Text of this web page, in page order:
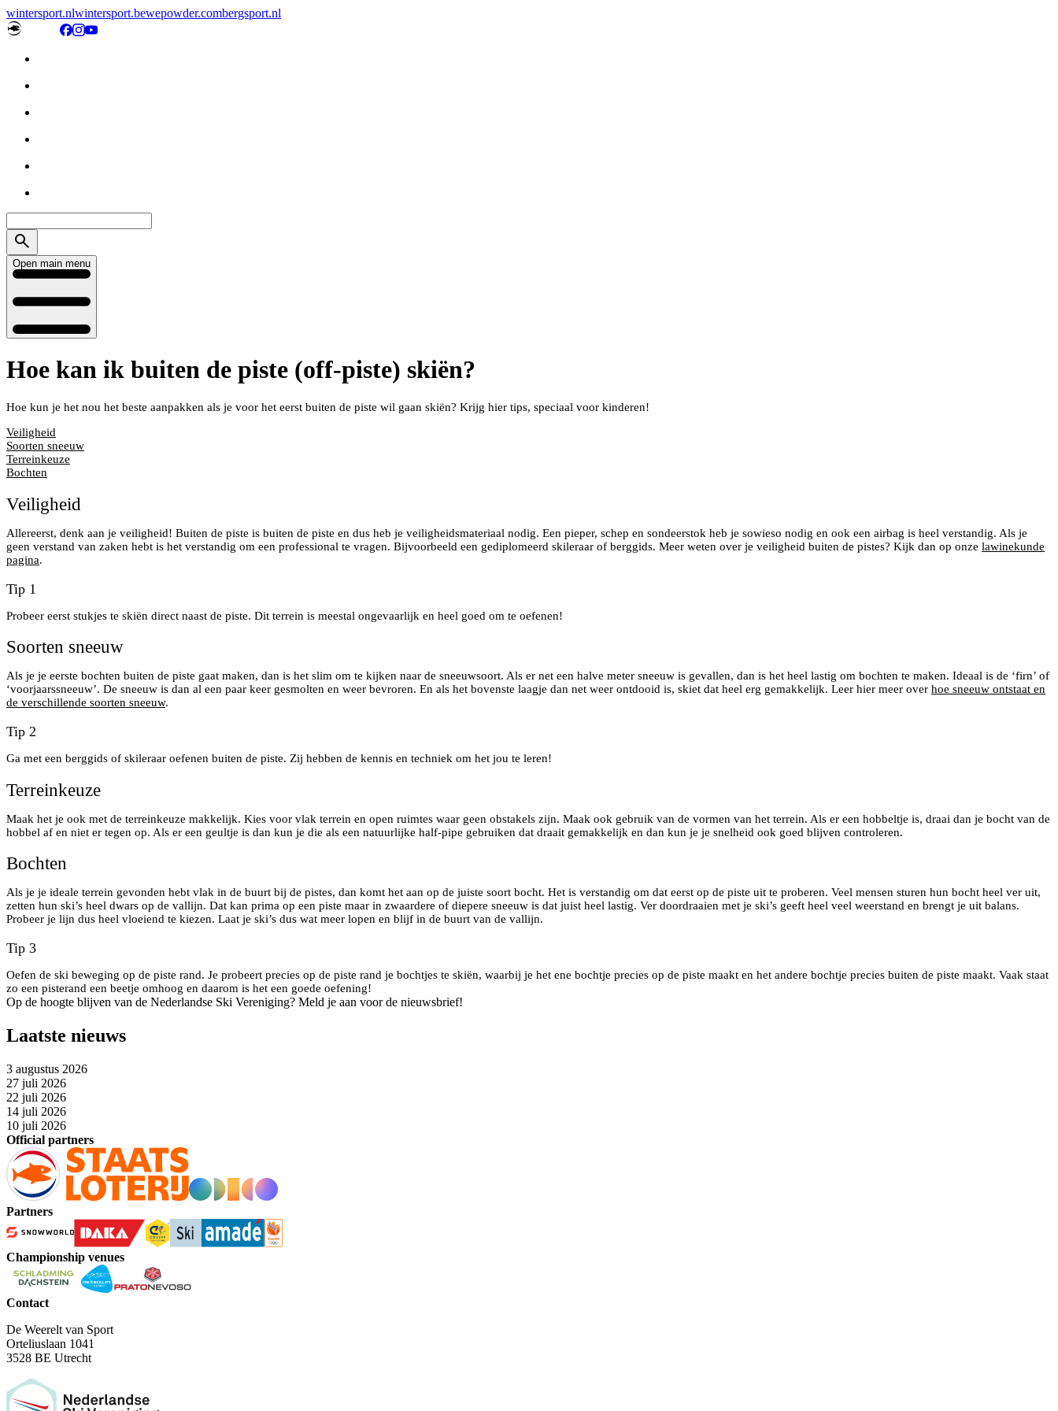
wintersport.nlwintersport.bewepowder.combergsport.nl
Open main menu
Hoe kan ik buiten de piste (off-piste) skiën?
Hoe kun je het nou het beste aanpakken als je voor het eerst buiten de piste wil gaan skiën? Krijg hier tips, speciaal voor kinderen!
Veiligheid
Soorten sneeuw
Terreinkeuze
Bochten
Veiligheid
Allereerst, denk aan je veiligheid! Buiten de piste is buiten de piste en dus heb je veiligheidsmateriaal nodig. Een pieper, schep en sondeerstok heb je sowieso nodig en ook een airbag is heel verstandig. Als je
geen verstand van zaken hebt is het verstandig om een professional te vragen. Bijvoorbeeld een gediplomeerd skileraar of berggids. Meer weten over je veiligheid buiten de pistes? Kijk dan op onze lawinekunde
pagina.
Tip 1
Probeer eerst stukjes te skiën direct naast de piste. Dit terrein is meestal ongevaarlijk en heel goed om te oefenen!
Soorten sneeuw
Als je je eerste bochten buiten de piste gaat maken, dan is het slim om te kijken naar de sneeuwsoort. Als er net een halve meter sneeuw is gevallen, dan is het heel lastig om bochten te maken. Ideaal is de ‘firn’ of
‘voorjaarssneeuw’. De sneeuw is dan al een paar keer gesmolten en weer bevroren. En als het bovenste laagje dan net weer ontdooid is, skiet dat heel erg gemakkelijk. Leer hier meer over hoe sneeuw ontstaat en
de verschillende soorten sneeuw.
Tip 2
Ga met een berggids of skileraar oefenen buiten de piste. Zij hebben de kennis en techniek om het jou te leren!
Terreinkeuze
Maak het je ook met de terreinkeuze makkelijk. Kies voor vlak terrein en open ruimtes waar geen obstakels zijn. Maak ook gebruik van de vormen van het terrein. Als er een hobbeltje is, draai dan je bocht van de
hobbel af en niet er tegen op. Als er een geultje is dan kun je die als een natuurlijke half-pipe gebruiken dat draait gemakkelijk en dan kun je je snelheid ook goed blijven controleren.
Bochten
Als je je ideale terrein gevonden hebt vlak in de buurt bij de pistes, dan komt het aan op de juiste soort bocht. Het is verstandig om dat eerst op de piste uit te proberen. Veel mensen sturen hun bocht heel ver uit,
zetten hun ski’s heel dwars op de vallijn. Dat kan prima op een piste maar in zwaardere of diepere sneeuw is dat juist heel lastig. Ver doordraaien met je ski’s geeft heel veel weerstand en brengt je uit balans.
Probeer je lijn dus heel vloeiend te kiezen. Laat je ski’s dus wat meer lopen en blijf in de buurt van de vallijn.
Tip 3
Oefen de ski beweging op de piste rand. Je probeert precies op de piste rand je bochtjes te skiën, waarbij je het ene bochtje precies op de piste maakt en het andere bochtje precies buiten de piste maakt. Vaak staat
zo een pisterand een beetje omhoog en daarom is het een goede oefening!
Op de hoogte blijven van de Nederlandse Ski Vereniging? Meld je aan voor de nieuwsbrief!
Laatste nieuws
3 augustus 2026
27 juli 2026
22 juli 2026
14 juli 2026
10 juli 2026
Official partners
Partners
Championship venues
Contact
De Weerelt van Sport
Orteliuslaan 1041
3528 BE Utrecht